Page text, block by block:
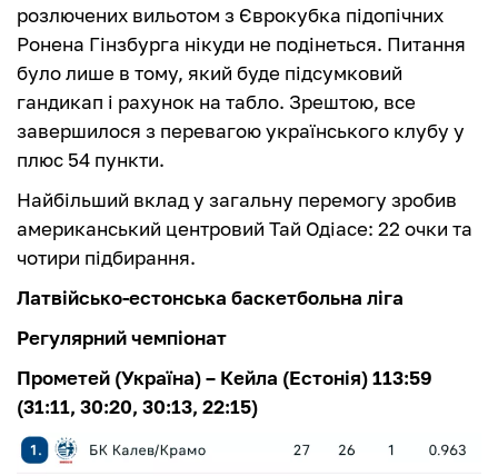
розлючених вильотом з Єврокубка підопічних
Ронена Гінзбурга нікуди не подінеться. Питання
було лише в тому, який буде підсумковий
гандикап і рахунок на табло. Зрештою, все
завершилося з перевагою українського клубу у
плюс 54 пункти.
Найбільший вклад у загальну перемогу зробив
американський центровий Тай Одіасе: 22 очки та
чотири підбирання.
Латвійсько-естонська баскетбольна ліга
Регулярний чемпіонат
Прометей (Україна) – Кейла (Естонія) 113:59
(31:11, 30:20, 30:13, 22:15)